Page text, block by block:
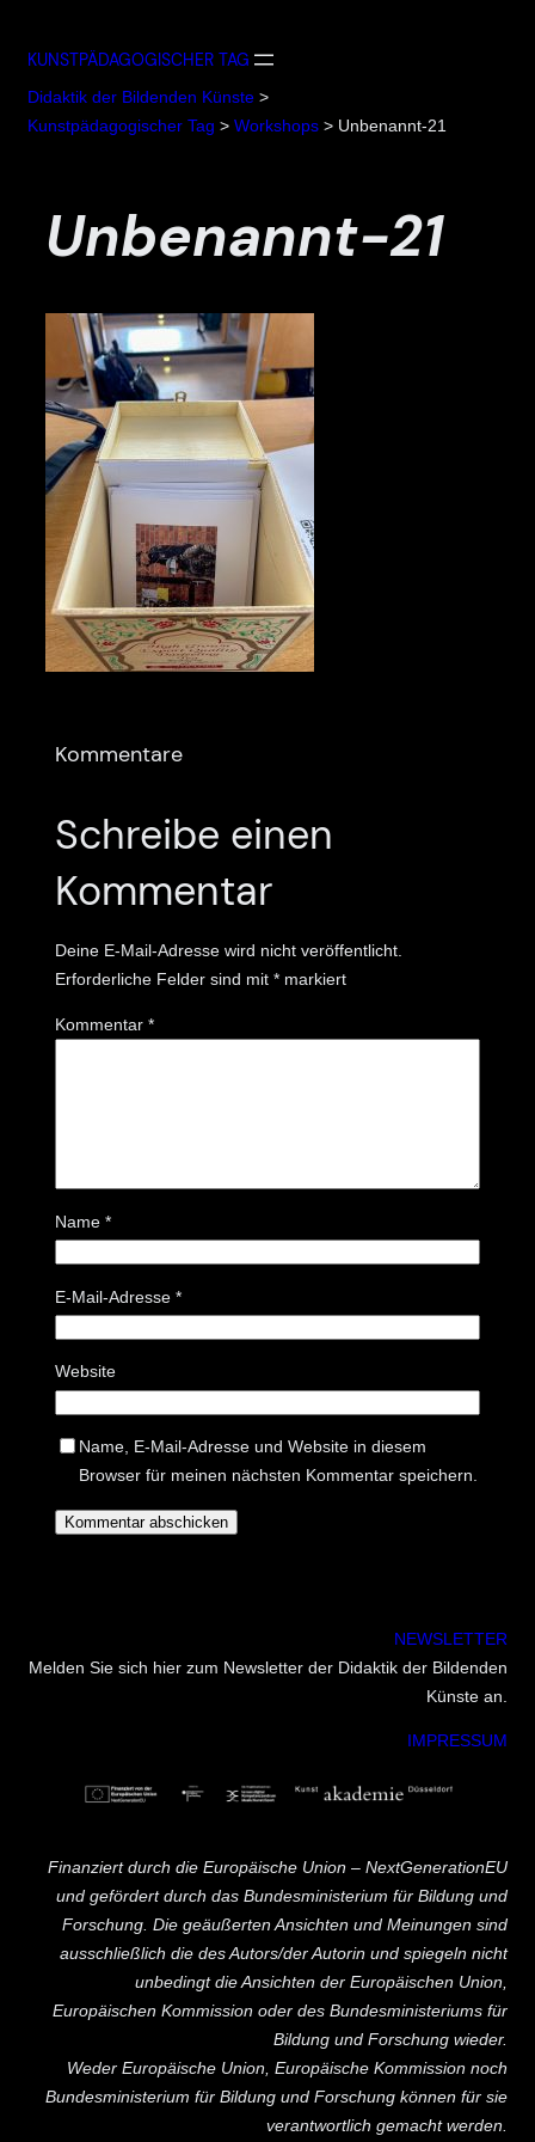
Inhalt
KUNSTPÄDAGOGISCHER TAG
Didaktik der Bildenden Künste >
Kunstpädagogischer Tag > Workshops > Unbenannt-21
Unbenannt-21
Kommentare
Schreibe einen
Kommentar
Deine E-Mail-Adresse wird nicht veröffentlicht.
Erforderliche Felder sind mit * markiert
Kommentar *
Name *
E-Mail-Adresse *
Website
Name, E-Mail-Adresse und Website in diesem
Browser für meinen nächsten Kommentar speichern.
NEWSLETTER
Melden Sie sich hier zum Newsletter der Didaktik der Bildenden
Künste an.
IMPRESSUM
Finanziert durch die Europäische Union – NextGenerationEU
und gefördert durch das Bundesministerium für Bildung und
Forschung. Die geäußerten Ansichten und Meinungen sind
ausschließlich die des Autors/der Autorin und spiegeln nicht
unbedingt die Ansichten der Europäischen Union,
Europäischen Kommission oder des Bundesministeriums für
Bildung und Forschung wieder.
Weder Europäische Union, Europäische Kommission noch
Bundesministerium für Bildung und Forschung können für sie
verantwortlich gemacht werden.